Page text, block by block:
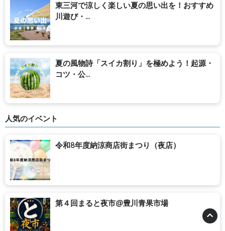
東三河で涼しく楽しい夏の思い出を！おすすめ
川遊び・...
夏の風物詩「スイカ割り」を極めよう！起源・
コツ・公...
人気のイベント
令和8年度納涼商店街まつり（夜店）
第４回まると夜市@豊川青果市場